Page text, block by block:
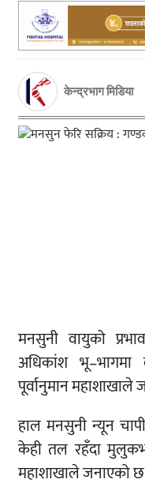
केन्द्रभाग मिडिया
मनसुनी वायुको
अधिकांश
पूर्वानुमान महाशाखाले
हाल मनसुनी न्यून
केही तल रहँदा
महाशाखाले जनाएको छ